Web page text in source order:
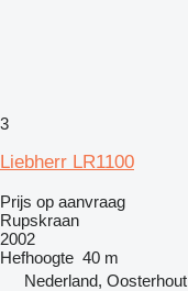
3
Liebherr LR1100
Prijs op aanvraag
Rupskraan
2002
Hefhoogte 40 m
Nederland, Oosterhout